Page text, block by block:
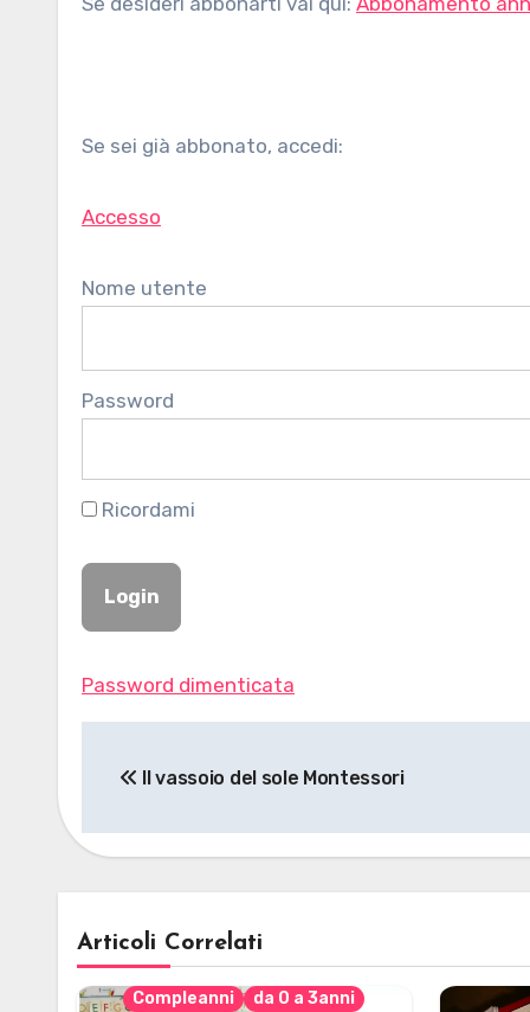
Se sei già abbonato, accedi:
Accesso
Nome utente
Password
Ricordami
Password dimenticata
articoli
Il vassoio del sole Montessori
Articoli Correlati
Compleanni
da 0 a 3anni